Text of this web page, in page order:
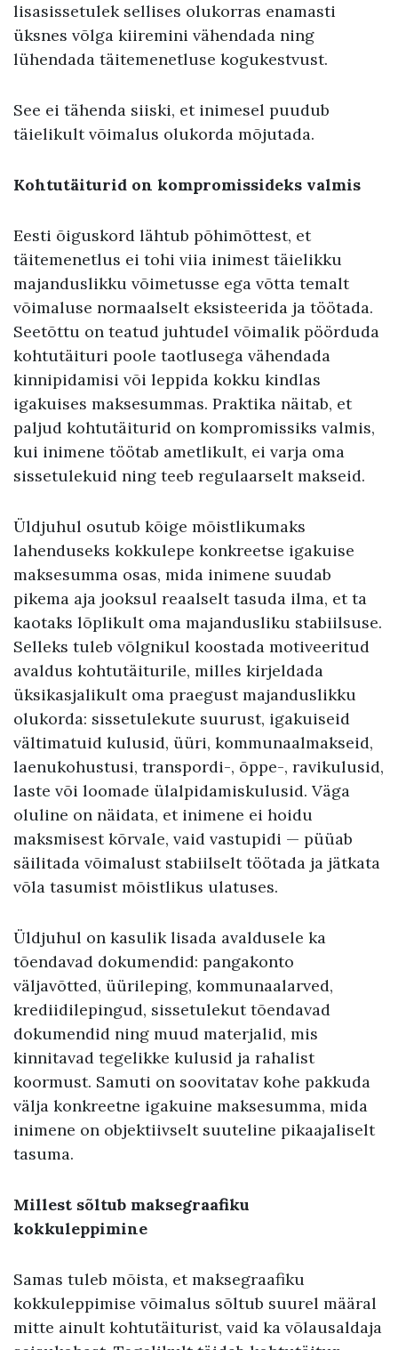
lisasissetulek sellises olukorras enamasti
üksnes võlga kiiremini vähendada ning
lühendada täitemenetluse kogukestvust.
See ei tähenda siiski, et inimesel puudub
täielikult võimalus olukorda mõjutada.
Kohtutäiturid on kompromissideks valmis
Eesti õiguskord lähtub põhimõttest, et
täitemenetlus ei tohi viia inimest täielikku
majanduslikku võimetusse ega võtta temalt
võimaluse normaalselt eksisteerida ja töötada.
Seetõttu on teatud juhtudel võimalik pöörduda
kohtutäituri poole taotlusega vähendada
kinnipidamisi või leppida kokku kindlas
igakuises maksesummas. Praktika näitab, et
paljud kohtutäiturid on kompromissiks valmis,
kui inimene töötab ametlikult, ei varja oma
sissetulekuid ning teeb regulaarselt makseid.
Üldjuhul osutub kõige mõistlikumaks
lahenduseks kokkulepe konkreetse igakuise
maksesumma osas, mida inimene suudab
pikema aja jooksul reaalselt tasuda ilma, et ta
kaotaks lõplikult oma majandusliku stabiilsuse.
Selleks tuleb võlgnikul koostada motiveeritud
avaldus kohtutäiturile, milles kirjeldada
üksikasjalikult oma praegust majanduslikku
olukorda: sissetulekute suurust, igakuiseid
vältimatuid kulusid, üüri, kommunaalmakseid,
laenukohustusi, transpordi-, õppe-, ravikulusid,
laste või loomade ülalpidamiskulusid. Väga
oluline on näidata, et inimene ei hoidu
maksmisest kõrvale, vaid vastupidi — püüab
säilitada võimalust stabiilselt töötada ja jätkata
võla tasumist mõistlikus ulatuses.
Üldjuhul on kasulik lisada avaldusele ka
tõendavad dokumendid: pangakonto
väljavõtted, üürileping, kommunaalarved,
krediidilepingud, sissetulekut tõendavad
dokumendid ning muud materjalid, mis
kinnitavad tegelikke kulusid ja rahalist
koormust. Samuti on soovitatav kohe pakkuda
välja konkreetne igakuine maksesumma, mida
inimene on objektiivselt suuteline pikaajaliselt
tasuma.
Millest sõltub maksegraafiku
kokkuleppimine
Samas tuleb mõista, et maksegraafiku
kokkuleppimise võimalus sõltub suurel määral
mitte ainult kohtutäiturist, vaid ka võlausaldaja